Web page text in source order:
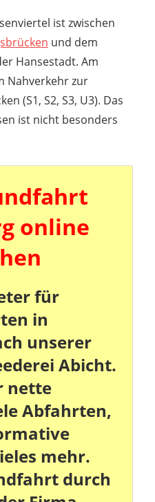
ist zwischen
und dem
Hansestadt. Am
Nahverkehr zur
(S1, S2, S3, U3). Das
ist nicht besonders
online
für
in
unserer
Abicht.
nette
Abfahrten,
mehr.
durch